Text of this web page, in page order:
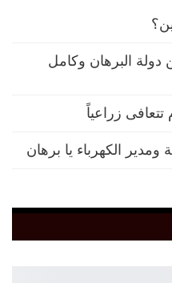
البرهان وكامل
زراعياً
الكهرباء يا برهان